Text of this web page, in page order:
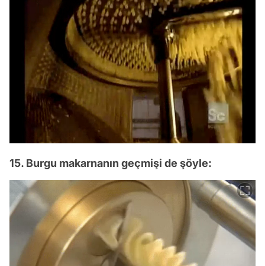
15. Burgu makarnanın geçmişi de şöyle: